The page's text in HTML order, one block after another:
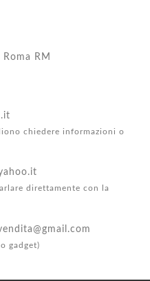
RM
chiedere informazioni o
direttamente con la
gadget)